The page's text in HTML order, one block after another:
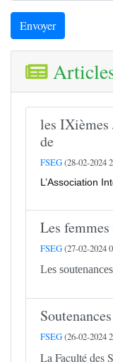
Envoyer
les IXièmes
de
FSEG(28-02-2024
L’Association
Les
FSEG(27-02-2024
Les
FSEG(26-02-2024
La Faculté des